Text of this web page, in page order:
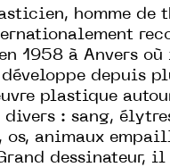
homme de
en 1958 à Anvers
depuis
plastique
divers : sang,
os, animaux
dessinateur, il